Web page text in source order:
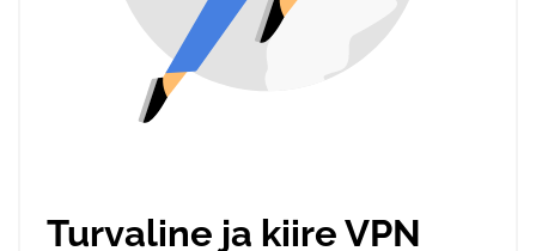
Turvaline ja kiire VPN